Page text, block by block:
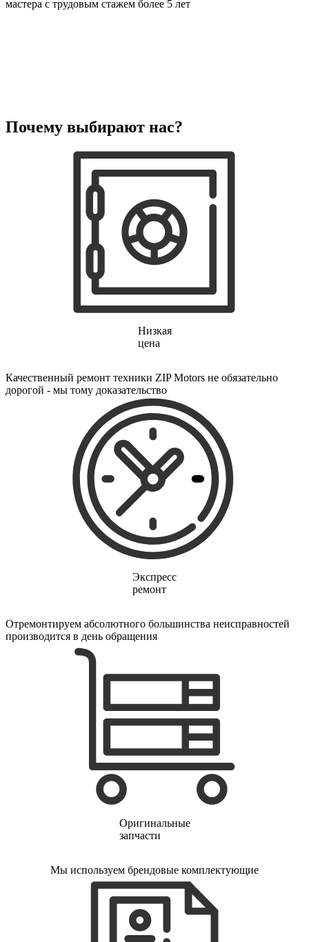
мастера с трудовым стажем более 5 лет
Почему выбирают нас?
Низкая
цена
Качественный ремонт техники ZIP Motors не обязательно
дорогой - мы тому доказательство
Экспресс
ремонт
Отремонтируем абсолютного большинства неисправностей
производится в день обращения
Оригинальные
запчасти
Мы используем брендовые комплектующие